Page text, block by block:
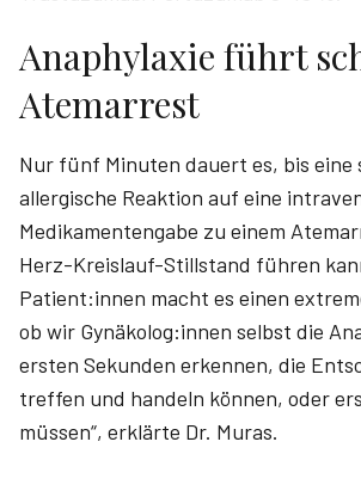
Anaphylaxie führt
Atemarrest
Nur fünf Minuten dauert es, bis eine
allergische Reaktion auf eine
Medikamentengabe zu einem
Herz-Kreislauf-Stillstand führen
Patient:innen macht es einen
ob wir Gynäkolog:innen selbst die
ersten Sekunden erkennen, die
treffen und handeln können, oder
müssen“, erklärte Dr. Muras.